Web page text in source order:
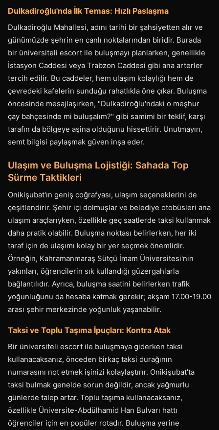
Dulkadiroğlu'nda İlk Temas: Hızlı Paslaşma
Dulkadiroğlu Mahallesi, adını tarihi bir şahsiyetten alır ve
günümüzde şehrin en canlı noktalarından biridir. Burada
bir üniversiteli escort ile buluşmayı planlarken, genellikle
İstasyon Caddesi veya Trabzon Caddesi gibi ana arterler
tercih edilir. Bu caddeler, hem ulaşım kolaylığı hem de
çevredeki kafelerin sunduğu rahatlıkla öne çıkar. Buluşma
öncesinde mesajlaşırken, "Dulkadiroğlu'ndaki o meşhur
çay bahçesinde mi buluşalım?" gibi samimi bir teklif, karşı
tarafın da bölgeye aşina olduğunu hissettirir. Unutmayın,
semt bilgisi paylaşmak güven inşa eder.
Ulaşım ve Buluşma Lojistiği: Sahada Top
Sürme Taktikleri
Onikişubat'ın geniş coğrafyası, ulaşım seçeneklerini de
çeşitlendirir. Şehir içi dolmuşlar ve belediye otobüsleri ana
ulaşım araçlarıyken, özellikle geç saatlerde taksi kullanmak
daha pratik olabilir. Buluşma noktası belirlerken, her iki
taraf için de ulaşımı kolay bir yer seçmek önemlidir.
Örneğin, Kahramanmaraş Sütçü İmam Üniversitesi'nin
yakınları, öğrencilerin sık kullandığı güzergahlarla
bağlantılıdır. Ayrıca, buluşma saatini belirlerken trafik
yoğunluğunu da hesaba katmak gerekir; akşam 17.00-19.00
arası şehir merkezinde yoğunluk yaşanabilir.
Taksi ve Toplu Taşıma İpuçları: Kontra Atak
Bir üniversiteli escort ile buluşmaya giderken taksi
kullanacaksanız, önceden birkaç taksi durağının
numarasını not etmek işinizi kolaylaştırır. Onikişubat'ta
taksi bulmak genelde sorun değildir, ancak yağmurlu
günlerde talep artar. Toplu taşıma kullanacaksanız,
özellikle Üniversite-Abdülhamid Han Bulvarı hattı
öğrenciler için en popüler rotadır. Buluşma yerine